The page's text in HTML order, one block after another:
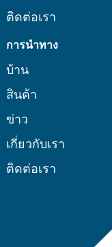
ติดต่อเรา
การนำทาง
บ้าน
สินค้า
ข่าว
เกี่ยวกับเรา
ติดต่อเรา